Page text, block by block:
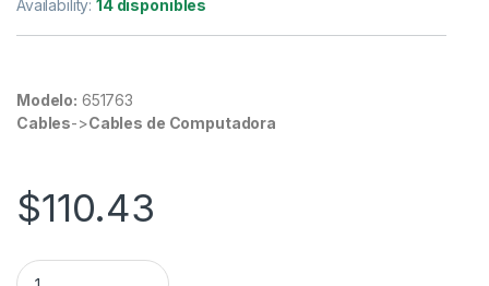
Availability:14 disponibles
Modelo: 651763
Cables->Cables de Computadora
$110.43
CONVERTIDOR USB A BLUETOOTH NGO V5.0 BROBOTIX